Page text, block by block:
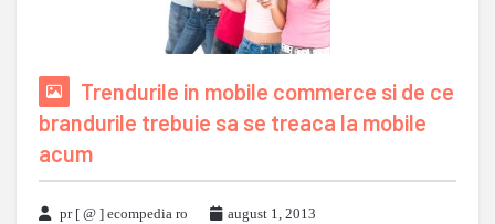
Trendurile in mobile commerce si de ce
brandurile trebuie sa se treaca la mobile
acum
pr [ @ ] ecompedia ro
august 1, 2013